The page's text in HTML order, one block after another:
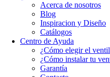
Acerca de nosotros
Blog
Inspiracion y Diseño
Catálogos
Centro de Ayuda
¿Cómo elegir el
¿Cómo instalar tu
Garantía